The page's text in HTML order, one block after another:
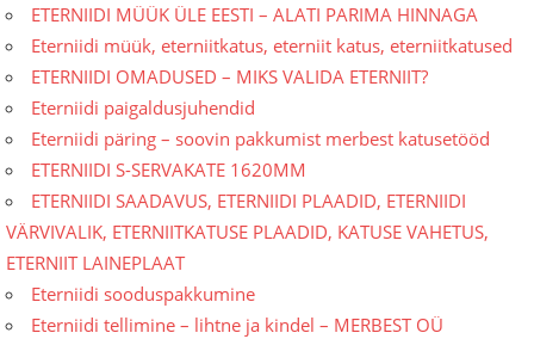
ETERNIIDI MÜÜK ÜLE EESTI – ALATI PARIMA HINNAGA
Eterniidi müük, eterniitkatus, eterniit katus, eterniitkatused
ETERNIIDI OMADUSED – MIKS VALIDA ETERNIIT?
Eterniidi paigaldusjuhendid
Eterniidi päring – soovin pakkumist merbest katusetööd
ETERNIIDI S-SERVAKATE 1620MM
ETERNIIDI SAADAVUS, ETERNIIDI PLAADID, ETERNIIDI
VÄRVIVALIK, ETERNIITKATUSE PLAADID, KATUSE VAHETUS,
ETERNIIT LAINEPLAAT
Eterniidi sooduspakkumine
Eterniidi tellimine – lihtne ja kindel – MERBEST OÜ